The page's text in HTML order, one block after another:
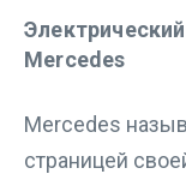
Mercedes
Mercedes
страницей